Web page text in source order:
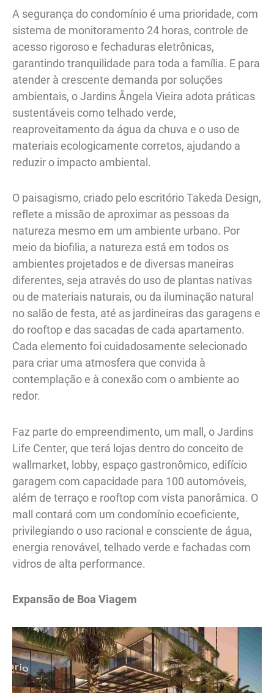
A segurança do condomínio é uma prioridade, com
sistema de monitoramento 24 horas, controle de
acesso rigoroso e fechaduras eletrônicas,
garantindo tranquilidade para toda a família. E para
atender à crescente demanda por soluções
ambientais, o Jardins Ângela Vieira adota práticas
sustentáveis como telhado verde,
reaproveitamento da água da chuva e o uso de
materiais ecologicamente corretos, ajudando a
reduzir o impacto ambiental.
O paisagismo, criado pelo escritório Takeda Design,
reflete a missão de aproximar as pessoas da
natureza mesmo em um ambiente urbano. Por
meio da biofilia, a natureza está em todos os
ambientes projetados e de diversas maneiras
diferentes, seja através do uso de plantas nativas
ou de materiais naturais, ou da iluminação natural
no salão de festa, até as jardineiras das garagens e
do rooftop e das sacadas de cada apartamento.
Cada elemento foi cuidadosamente selecionado
para criar uma atmosfera que convida à
contemplação e à conexão com o ambiente ao
redor.
Faz parte do empreendimento, um mall, o Jardins
Life Center, que terá lojas dentro do conceito de
wallmarket, lobby, espaço gastronômico, edifício
garagem com capacidade para 100 automóveis,
além de terraço e rooftop com vista panorâmica. O
mall contará com um condomínio ecoeficiente,
privilegiando o uso racional e consciente de água,
energia renovável, telhado verde e fachadas com
vidros de alta performance.
Expansão de Boa Viagem